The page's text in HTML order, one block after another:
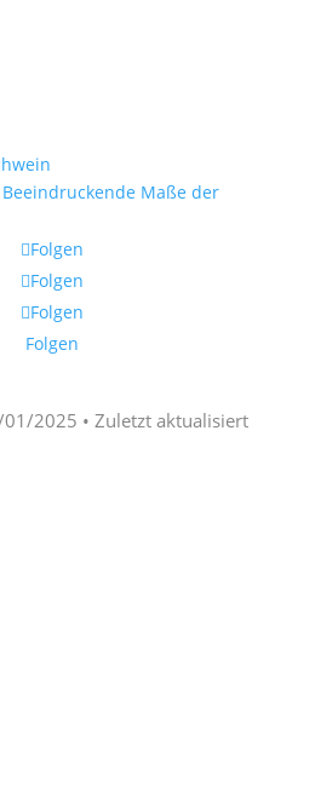
Maße der
Folgen
Folgen
Folgen
Folgen
01/2025 • Zuletzt aktualisiert